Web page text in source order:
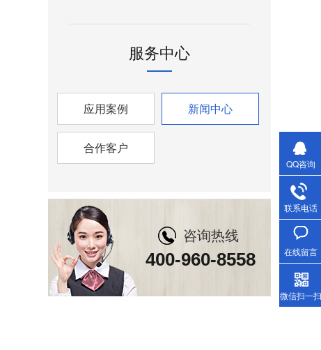
服务中心
应用案例 新闻中心
合作客户
咨询热线
400-960-8558
QQ咨询
联系电话
在线留言
微信扫一扫